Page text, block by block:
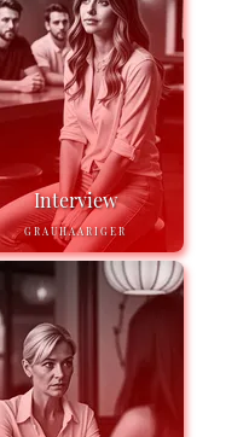
Interview
GRAUHAARIGER